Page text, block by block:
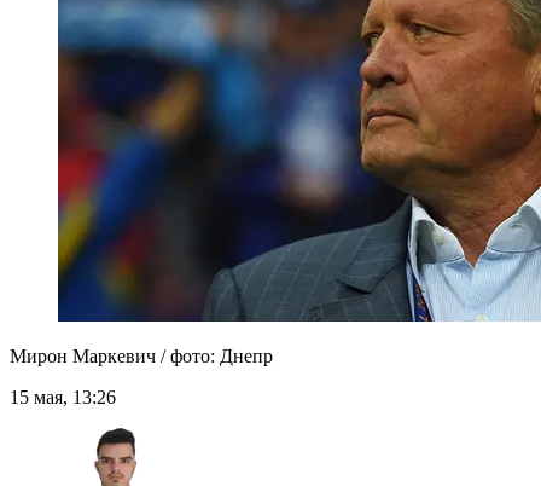
Мирон Маркевич / фото: Днепр
15 мая, 13:26